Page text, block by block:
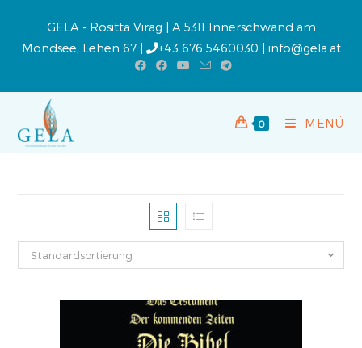
GELA - Rositta Virag | A 5311 Innerschwand am
Mondsee, Lehen 67 |
+43 676 5460030 | info@gela.at
0 MENÜ
Standardsortierung